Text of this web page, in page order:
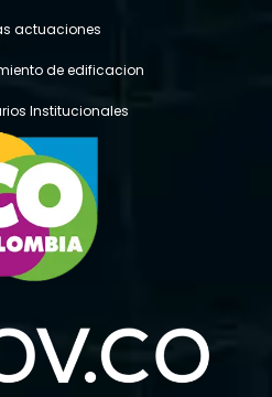
actuaciones
de edificacion
Institucionales